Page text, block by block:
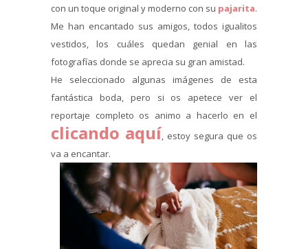
con un toque original y moderno con su pajarita.
Me han encantado sus amigos, todos igualitos
vestidos, los cuáles quedan genial en las
fotografías donde se aprecia su gran amistad.
He seleccionado algunas imágenes de esta
fantástica boda, pero si os apetece ver el
reportaje completo os animo a hacerlo en el
clicando aquí, estoy segura que os
va a encantar.